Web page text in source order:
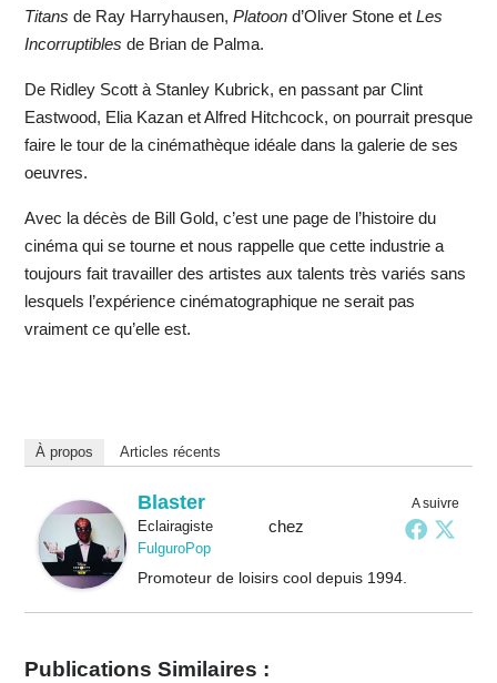
Titans de Ray Harryhausen, Platoond’Oliver Stone et Les
Incorruptibles de Brian de Palma.
De Ridley Scott à Stanley Kubrick, en passant par Clint
Eastwood, Elia Kazan et Alfred Hitchcock, on pourrait presque
faire le tour de la cinémathèque idéale dans la galerie de ses
oeuvres.
Avec la décès de Bill Gold, c’est une page de l’histoire du
cinéma qui se tourne et nous rappelle que cette industrie a
toujours fait travailler des artistes aux talents très variés sans
lesquels l’expérience cinématographique ne serait pas
vraiment ce qu’elle est.
À propos Articles récents
A suivre
Blaster
Eclairagistechez
FulguroPop
Promoteur de loisirs cool depuis 1994.
Publications Similaires :